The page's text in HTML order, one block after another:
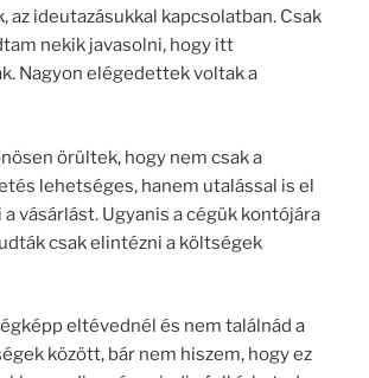
az ideutazásukkal kapcsolatban. Csak
nekik javasolni, hogy itt
Nagyon elégedettek voltak a
örültek, hogy nem csak a
lehetséges, hanem utalással is el
vásárlást. Ugyanis a cégük kontójára
csak elintézni a költségek
eltévednél és nem találnád a
között, bár nem hiszem, hogy ez